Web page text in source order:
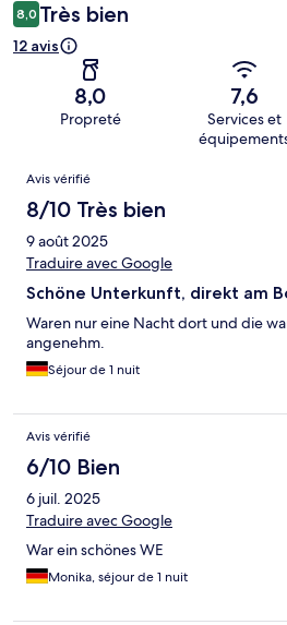
8,0 Très bien
12 avis
8,0
Propreté
7,6
Services et
Avis
Avis vérifié
8/10 Très bien
9 août 2025
Traduire avec Google
Schöne Unterkunft, direkt am
Waren nur eine Nacht dort und die
angenehm.
Séjour de 1 nuit
Avis vérifié
6/10 Bien
6 juil. 2025
Traduire avec Google
War ein schönes WE
Monika, séjour de 1 nuit